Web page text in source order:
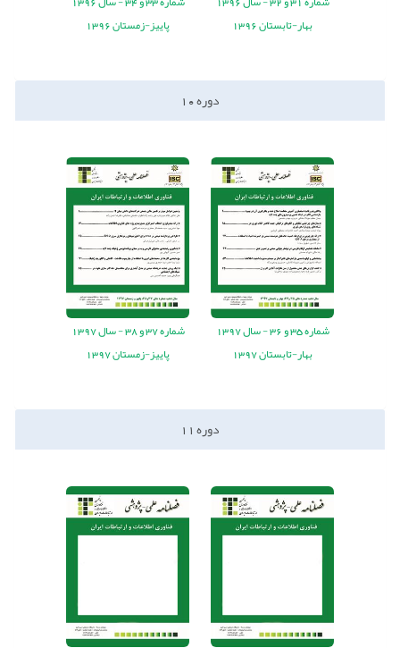
بهار-تابستان 1396
پاییز-زمستان 1396
دوره10
شماره35 و36
-سال1397
بهار-تابستان 1397
شماره37 و38
-سال1397
پاییز-زمستان 1397
دوره11